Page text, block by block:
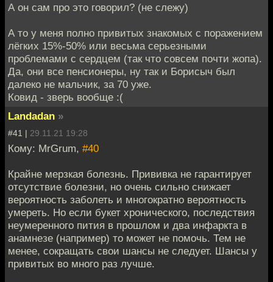
А он сам про это говорил? (не слежу)
А то у меня полно привитых знакомых с поражением
лёгких 15%-50% или весьма серьезными
проблемами с сердцем (так что совсем почти жопа).
Да, они все пенсионеры, ну так и Борисыч был
далеко не мальчик, за 70 уже.
Ковид - зверь вообще :(
Landadan »
#41 | 29.11.21 19:28
Кому: MrGrum, #40
Крайне мерзкая болезнь. Прививка не гарантирует
отсутствие болезни, но очень сильно снижает
вероятность заболеть и многократно вероятность
умереть. Но если букет хронического, последствия
неумеренного пития в прошлом и два инфаркта в
анамнезе (например) то может не помочь. Тем не
менее, сокращать свои шансы не следует. Шансы у
привитых во много раз лучше.